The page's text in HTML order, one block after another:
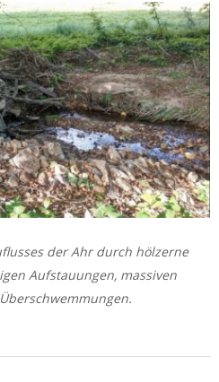
der Ahr durch hölzerne
Aufstauungen, massiven